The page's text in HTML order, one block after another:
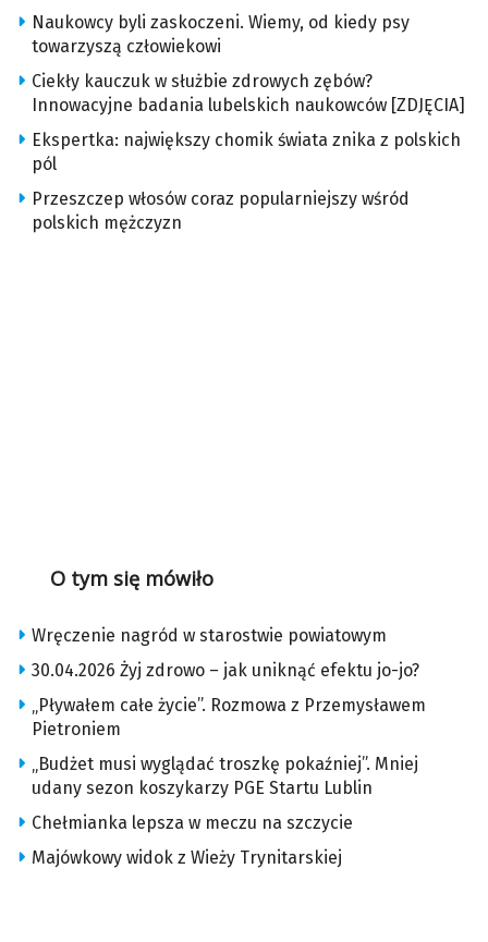
Naukowcy byli zaskoczeni. Wiemy, od kiedy psy
towarzyszą człowiekowi
Ciekły kauczuk w służbie zdrowych zębów?
Innowacyjne badania lubelskich naukowców [ZDJĘCIA]
Ekspertka: największy chomik świata znika z polskich
pól
Przeszczep włosów coraz popularniejszy wśród
polskich mężczyzn
O tym się mówiło
Wręczenie nagród w starostwie powiatowym
30.04.2026 Żyj zdrowo – jak uniknąć efektu jo-jo?
„Pływałem całe życie”. Rozmowa z Przemysławem
Pietroniem
„Budżet musi wyglądać troszkę pokaźniej”. Mniej
udany sezon koszykarzy PGE Startu Lublin
Chełmianka lepsza w meczu na szczycie
Majówkowy widok z Wieży Trynitarskiej